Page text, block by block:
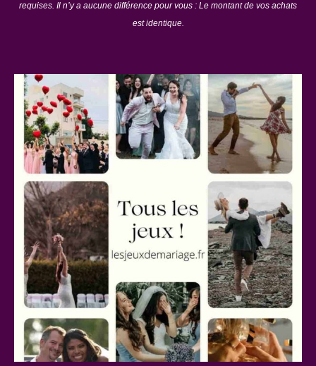
requises. Il n’y a aucune différence pour vous : Le montant de vos achats
est identique.